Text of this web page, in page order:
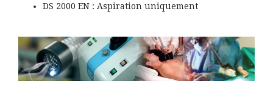
DS 2000 EN : Aspiration uniquement